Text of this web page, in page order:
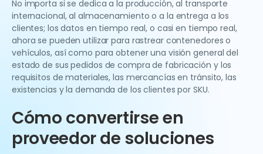
No importa si se dedica a la producción, al transporte
internacional, al almacenamiento o a la entrega a los
clientes; los datos en tiempo real, o casi en tiempo real,
ahora se pueden utilizar para rastrear contenedores o
vehículos, así como para obtener una visión general del
estado de sus pedidos de compra de fabricación y los
requisitos de materiales, las mercancías en tránsito, las
existencias y la demanda de los clientes por SKU.
Cómo convertirse en
proveedor de soluciones